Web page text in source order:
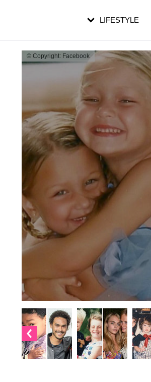
© Copyright: Facebook
LIFESTYLE
pe măsură ce înaintezi în vârstă